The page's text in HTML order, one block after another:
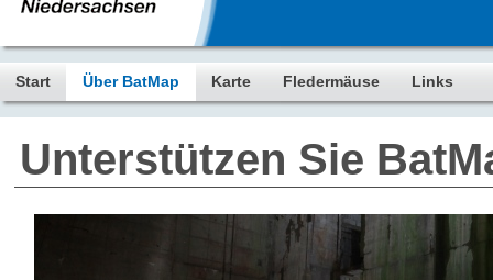
Start Über BatMap Karte Fledermäuse Links
Unterstützen Sie